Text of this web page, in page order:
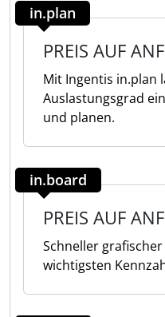
in.plan
PREIS AUF
Mit Ingentis in.plan
Auslastungsgrad
und planen.
in.board
PREIS AUF
Schneller
wichtigsten